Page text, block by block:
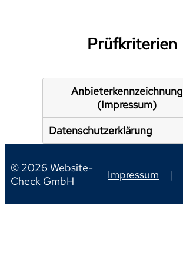
Prüfkriterien
Anbieterkennzeichnung
(Impressum)
Datenschutzerklärung
© 2026 Website-
Check GmbH
Impressum |